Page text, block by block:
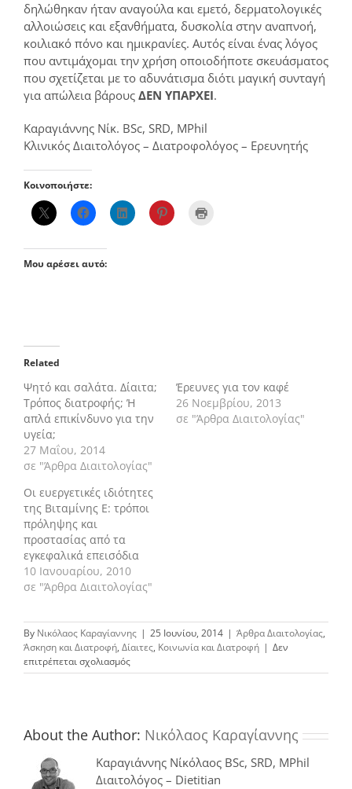
δηλώθηκαν ήταν αναγούλα και εμετό, δερματολογικές
αλλοιώσεις και εξανθήματα, δυσκολία στην αναπνοή,
κοιλιακό πόνο και ημικρανίες. Αυτός είναι ένας λόγος
που αντιμάχομαι την χρήση οποιοδήποτε σκευάσματος
που σχετίζεται με το αδυνάτισμα διότι μαγική συνταγή
για απώλεια βάρους ΔΕΝ ΥΠΑΡΧΕΙ.
Καραγιάννης Νίκ. BSc, SRD, MPhil
Κλινικός Διαιτολόγος – Διατροφολόγος – Ερευνητής
Κοινοποιήστε:
Μου αρέσει αυτό:
Related
Ψητό και σαλάτα. Δίαιτα;
Τρόπος διατροφής; Ή
απλά επικίνδυνο για την
υγεία;
27 Μαΐου, 2014
σε "Άρθρα Διαιτολογίας"
Έρευνες για τον καφέ
26 Νοεμβρίου, 2013
σε "Άρθρα Διαιτολογίας"
Οι ευεργετικές ιδιότητες
της Βιταμίνης Ε: τρόποι
πρόληψης και
προστασίας από τα
εγκεφαλικά επεισόδια
10 Ιανουαρίου, 2010
σε "Άρθρα Διαιτολογίας"
By Νικόλαος Καραγίαννης | 25 Ιουνίου, 2014 | Άρθρα Διαιτολογίας,
Άσκηση και Διατροφή, Δίαιτες, Κοινωνία και Διατροφή | Δεν
επιτρέπεται σχολιασμόςστο
Απότομη
από
About the Author: Νικόλαος Καραγίαννης
Καραγιάννης Νίκόλαος BSc, SRD, MPhil
Διαιτολόγος – Dietitian